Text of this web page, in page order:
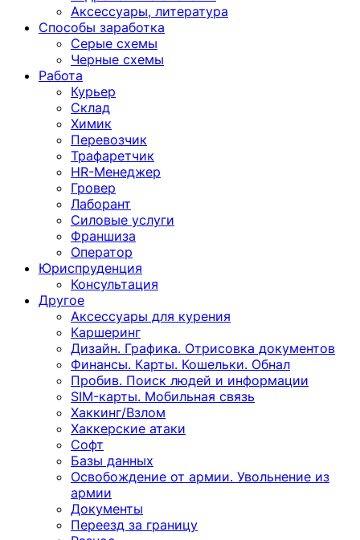
Аксессуары, литература
Способы заработка
Серые схемы
Черные схемы
Работа
Курьер
Склад
Химик
Перевозчик
Трафаретчик
HR-Менеджер
Гровер
Лаборант
Силовые услуги
Франшиза
Оператор
Юриспруденция
Консультация
Другoе
Аксессуары для курения
Каршеринг
Дизайн. Графика. Отрисовка документов
Финансы. Карты. Кошельки. Обнал
Пробив. Поиск людей и информации
SIM-карты. Мобильная связь
Хаккинг/Взлом
Хаккерские атаки
Софт
Базы данных
Освобождение от армии. Увольнение из
армии
Документы
Переезд за границу